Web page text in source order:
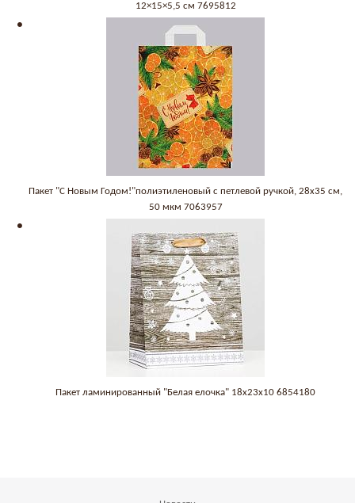
12×15×5,5 см 7695812
Пакет "С Новым Годом!"полиэтиленовый с петлевой ручкой, 28x35 см,
50 мкм 7063957
Пакет ламинированный "Белая елочка" 18х23х10 6854180